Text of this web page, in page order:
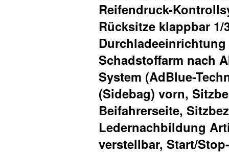
Reifendruck-
Rücksitze klappbar 1/
Schadstoffarm nach
System (AdBlue-
(Sidebag) vorn,
Beifahrerseite,
Ledernachbildung
verstellbar, Start/